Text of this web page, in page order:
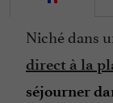
Internet :
Jacuzzi
Jeux pour
Niché dans
direct à la
séjourner